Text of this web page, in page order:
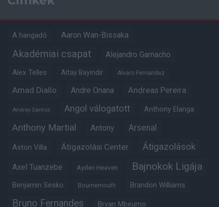
A hangadó Aaron Wan-Bissaka
Akadémiai csapat Alejandro Garnacho
Alex Telles Altay Bayindir Alvaro Fernandez
Amad Diallo Andre Onana Andreas Pereira
Andrey Santos Angol válogatott Anthony Elanga
Anthony Martial Antony Arsenal
Aston Villa Átigazolási Center Átigazolások
Axel Tuanzebe Ayden Heaven Bajnokok Ligája
Benjamin Sesko Bournemouth Brandon Williams
Bruno Fernandes Bryan Mbeumo